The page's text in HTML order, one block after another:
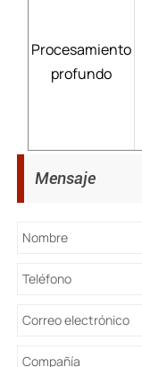
Procesamiento
profundo
Mensaje